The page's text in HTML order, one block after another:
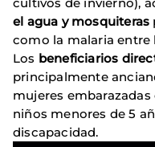
el agua y mosquiteras
como la malaria entre
Los beneficiarios
principalmente
mujeres
niños menores de 5
discapacidad.